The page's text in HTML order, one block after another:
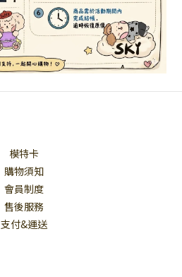
模特卡
購物須知
會員制度
售後服務
支付&運送